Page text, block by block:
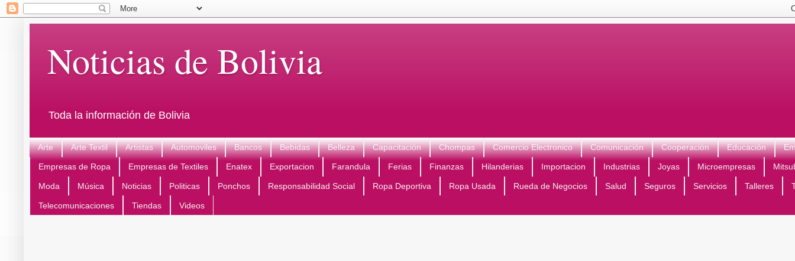
Noticias de Bolivia
Toda la información de Bolivia
Arte Arte Textil Artistas Automoviles Bancos Bebidas Belleza Capacitación Chompas Comercio Electronico Comunicación Cooperación Educación
Empresas de Ropa Empresas de Textiles Enatex Exportacion Farandula Ferias Finanzas Hilanderias Importacion Industrias Joyas Microempresas
Moda Música Noticias Politicas Ponchos Responsabilidad Social Ropa Deportiva Ropa Usada Rueda de Negocios Salud Seguros Servicios Talleres
Telecomunicaciones Tiendas Videos